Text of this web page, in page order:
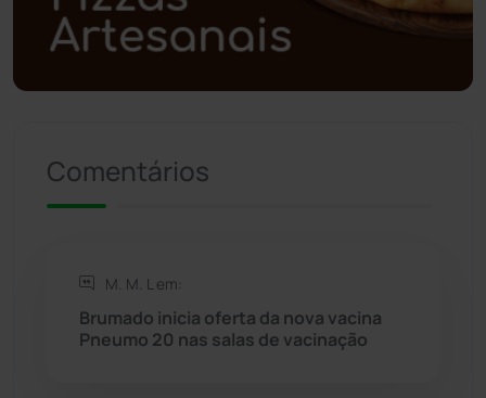
Política (03)
Rio de Contas
Rio do Pires
Comentários
M. M. L em:
Brumado inicia oferta da nova vacina
Pneumo 20 nas salas de vacinação